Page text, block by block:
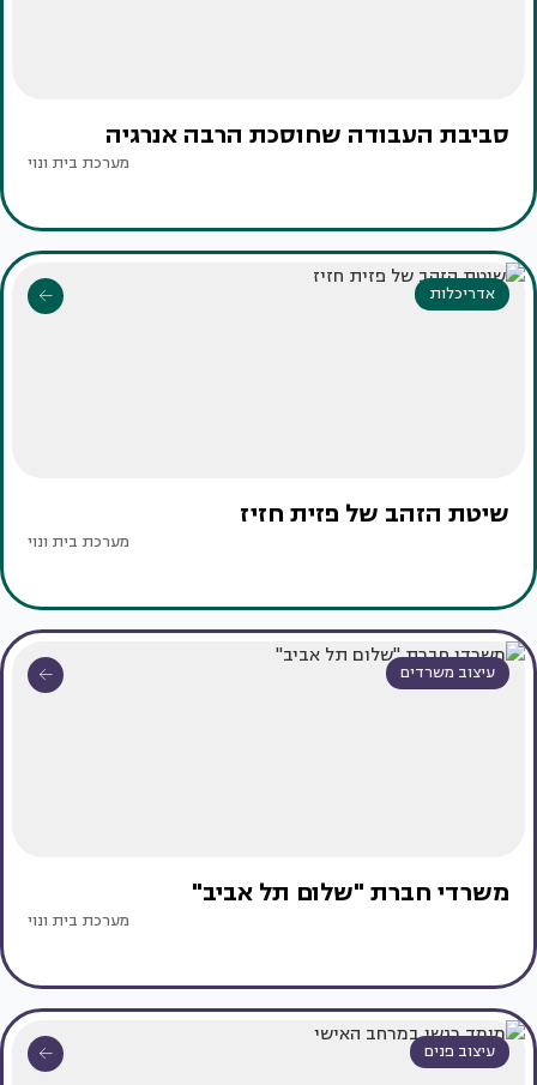
סביבת העבודה שחוסכת הרבה אנרגיה
מערכת בית ונוי
אדריכלות
שיטת הזהב של פזית חזיז
מערכת בית ונוי
עיצוב משרדים
משרדי חברת "שלום תל אביב"
מערכת בית ונוי
עיצוב פנים